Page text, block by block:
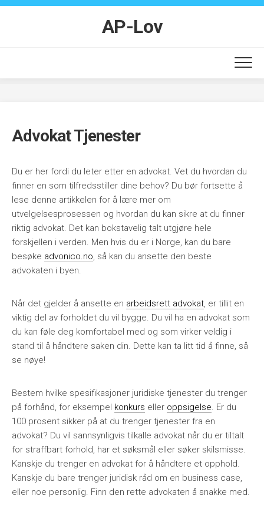
Skip
AP-Lov
Advokat Tjenester
Du er her fordi du leter etter en advokat. Vet du hvordan du
finner en som tilfredsstiller dine behov? Du bør fortsette å
lese denne artikkelen for å lære mer om
utvelgelsesprosessen og hvordan du kan sikre at du finner
riktig advokat. Det kan bokstavelig talt utgjøre hele
forskjellen i verden. Men hvis du er i Norge, kan du bare
besøke advonico.no, så kan du ansette den beste
advokaten i byen.
Når det gjelder å ansette en arbeidsrett advokat, er tillit en
viktig del av forholdet du vil bygge. Du vil ha en advokat som
du kan føle deg komfortabel med og som virker veldig i
stand til å håndtere saken din. Dette kan ta litt tid å finne, så
se nøye!
Bestem hvilke spesifikasjoner juridiske tjenester du trenger
på forhånd, for eksempel konkurs eller oppsigelse. Er du
100 prosent sikker på at du trenger tjenester fra en
advokat? Du vil sannsynligvis tilkalle advokat når du er tiltalt
for straffbart forhold, har et søksmål eller søker skilsmisse.
Kanskje du trenger en advokat for å håndtere et opphold.
Kanskje du bare trenger juridisk råd om en business case,
eller noe personlig. Finn den rette advokaten å snakke med.